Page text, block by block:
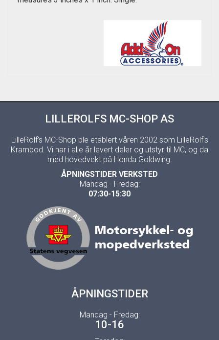
LILLEROLFS MC-SHOP AS
LilleRolf's MC-Shop ble etablert våren 2002 som LilleRolf's
Krambod. Vi har i alle år levert deler og utstyr til MC, og da
med hovedvekt på Honda Goldwing.
ÅPNINGSTIDER VERKSTED
Mandag - Fredag:
07:30-15:30
ÅPNINGSTIDER
Mandag - Fredag:
10-16